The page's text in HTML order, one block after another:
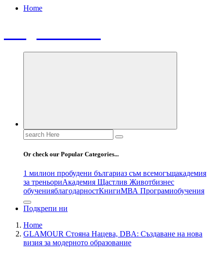
Home
Search
for:
Or check our Popular Categories...
1 милион пробудени българиаз съм всемогъщакадемия
за треньориАкадемия Щастлив Животбизнес
обученияблагодарностКнигиМВА Програмиобучения
Подкрепи ни
Home
GLAMOUR Стояна Нацева, DBA: Създаване на нова
визия за модерното образование